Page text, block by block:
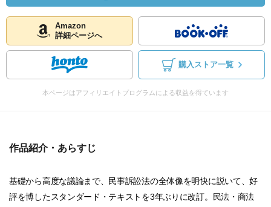
Amazon
詳細ページへ
購入ストア一覧
本ページはアフィリエイトプログラムによる収益を得ています
作品紹介・あらすじ
基礎から高度な議論まで、民事訴訟法の全体像を明快に説いて、好
評を博したスタンダード・テキストを3年ぶりに改訂。民法・商法